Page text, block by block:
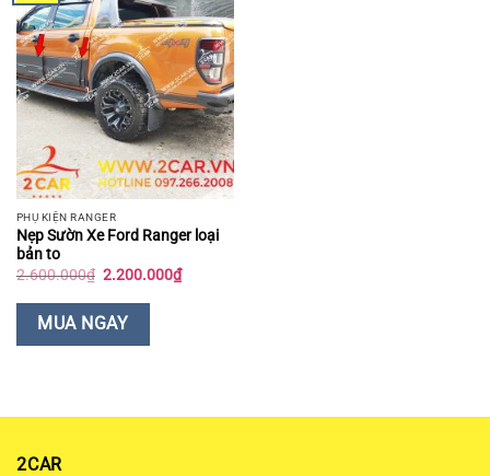
PHỤ KIỆN RANGER
Nẹp Sườn Xe Ford Ranger loại
bản to
2.600.000₫ Giá
là:
2.600.000₫.
2.200.000₫Giá
hiện
MUA NGAY
2CAR